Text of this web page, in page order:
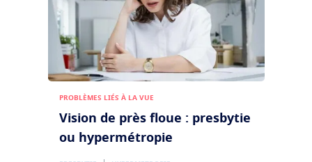
PROBLÈMES LIÉS À LA VUE
Vision de près floue : presbytie
ou hypermétropie